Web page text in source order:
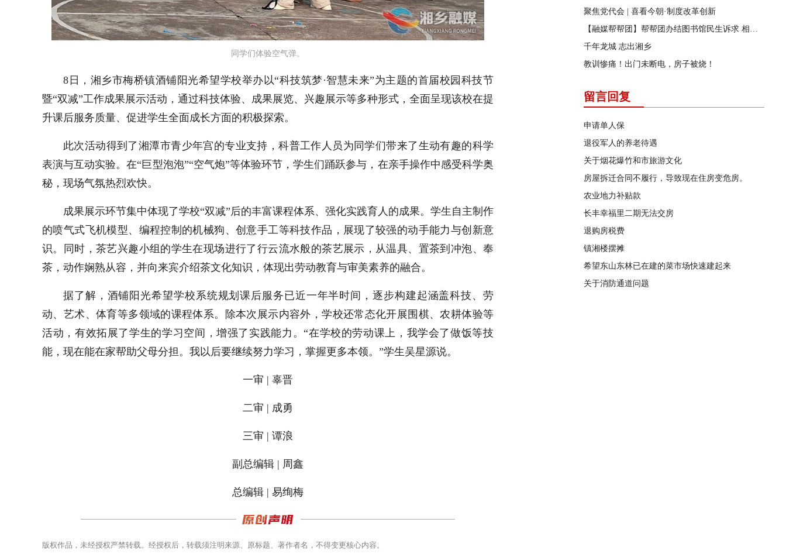
同学们体验空气弹。
8日，湘乡市梅桥镇酒铺阳光希望学校举办以“科技筑梦·智慧未来”为主题的首届校园科技节
暨“双减”工作成果展示活动，通过科技体验、成果展览、兴趣展示等多种形式，全面呈现该校在提
升课后服务质量、促进学生全面成长方面的积极探索。
此次活动得到了湘潭市青少年宫的专业支持，科普工作人员为同学们带来了生动有趣的科学
表演与互动实验。在“巨型泡泡”“空气炮”等体验环节，学生们踊跃参与，在亲手操作中感受科学奥
秘，现场气氛热烈欢快。
成果展示环节集中体现了学校“双减”后的丰富课程体系、强化实践育人的成果。学生自主制作
的喷气式飞机模型、编程控制的机械狗、创意手工等科技作品，展现了较强的动手能力与创新意
识。同时，茶艺兴趣小组的学生在现场进行了行云流水般的茶艺展示，从温具、置茶到冲泡、奉
茶，动作娴熟从容，并向来宾介绍茶文化知识，体现出劳动教育与审美素养的融合。
据了解，酒铺阳光希望学校系统规划课后服务已近一年半时间，逐步构建起涵盖科技、劳
动、艺术、体育等多领域的课程体系。除本次展示内容外，学校还常态化开展围棋、农耕体验等
活动，有效拓展了学生的学习空间，增强了实践能力。 “在学校的劳动课上，我学会了做饭等技
能，现在能在家帮助父母分担。我以后要继续努力学习，掌握更多本领。 ”学生吴星源说。
一审 | 辜晋
二审 | 成勇
三审 | 谭浪
副总编辑 | 周鑫
总编辑 | 易绚梅
版权作品，未经授权严禁转载。经授权后，转载须注明来源、原标题、著作者名，不得变更核心内容。
聚焦党代会 | 喜看今朝·制度改革创新
【融媒帮帮团】帮帮团办结图书馆民生诉求 相关部门迅速行动 改善市民阅读环境
千年龙城 志出湘乡
教训惨痛！出门未断电，房子被烧！
留言回复
申请单人保
退役军人的养老待遇
关于烟花爆竹和市旅游文化
房屋拆迁合同不履行，导致现在住房变危房。
农业地力补贴款
长丰幸福里二期无法交房
退购房税费
镇湘楼摆摊
希望东山东林已在建的菜市场快速建起来
关于消防通道问题